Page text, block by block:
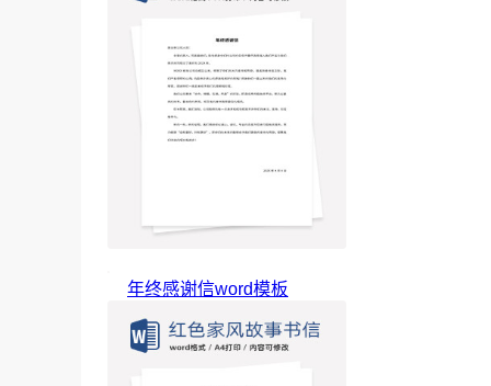
年终感谢信word模板